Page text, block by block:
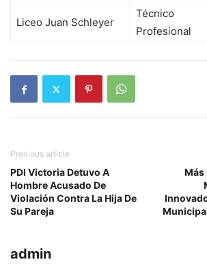
Liceo Juan Schleyer
Técnico
Profesional
Previous article
PDI Victoria Detuvo A
Hombre Acusado De
Violación Contra La Hija De
Su Pareja
Más
admin